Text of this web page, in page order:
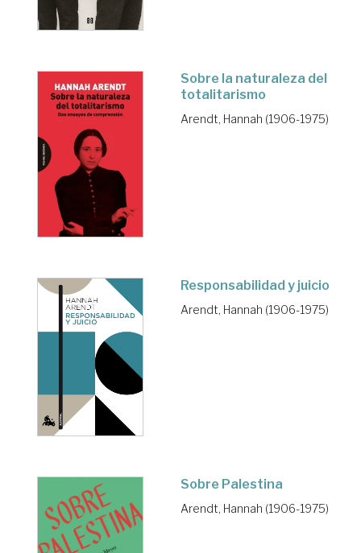
Sobre la naturaleza del
totalitarismo
Arendt, Hannah (1906-1975)
Responsabilidad y juicio
Arendt, Hannah (1906-1975)
Sobre Palestina
Arendt, Hannah (1906-1975)